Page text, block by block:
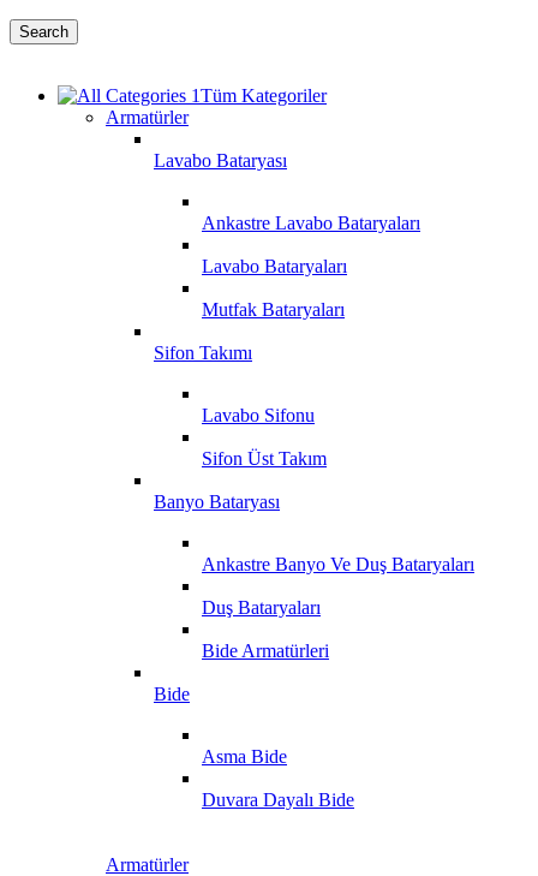
Search
Tüm Kategoriler
Armatürler
Lavabo Bataryası
Ankastre Lavabo Bataryaları
Lavabo Bataryaları
Mutfak Bataryaları
Sifon Takımı
Lavabo Sifonu
Sifon Üst Takım
Banyo Bataryası
Ankastre Banyo Ve Duş Bataryaları
Duş Bataryaları
Bide Armatürleri
Bide
Asma Bide
Duvara Dayalı Bide
Armatürler